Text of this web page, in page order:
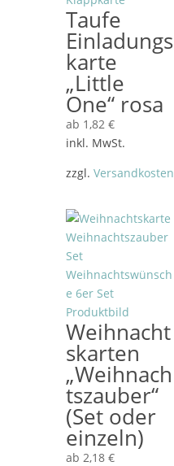
Taufe
Einladungs
karte
„Little
One“ rosa
ab 1,82 €
inkl. MwSt.
zzgl. Versandkosten
Weihnacht
skarten
„Weihnach
tszauber“
(Set oder
einzeln)
ab 2,18 €